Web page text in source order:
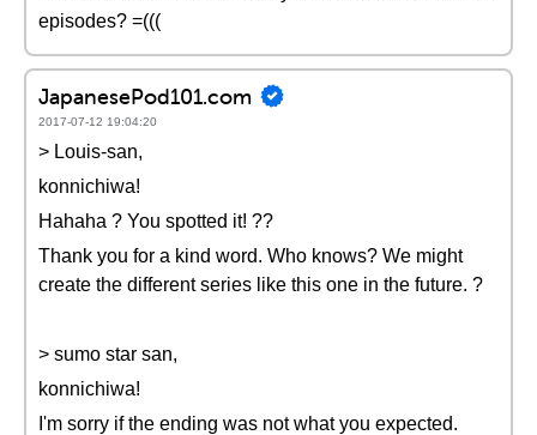
episodes? =(((
JapanesePod101.com
2017-07-12 19:04:20
> Louis-san,
konnichiwa!
Hahaha ? You spotted it! ??
Thank you for a kind word. Who knows? We might
create the different series like this one in the future. ?
> sumo star san,
konnichiwa!
I'm sorry if the ending was not what you expected.